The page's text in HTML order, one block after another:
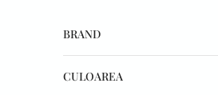
BRAND
CULOAREA